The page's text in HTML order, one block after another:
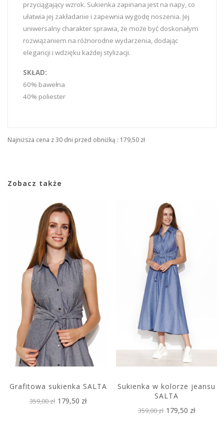
przyciągający wzrok. Sukienka zapinana jest na napy, co
ułatwia jej zakładanie i zapewnia wygodę noszenia. Jej
uniwersalny charakter sprawia, że może być doskonałym
rozwiązaniem na różnorodne wydarzenia, dodając
elegancji i wdzięku każdej stylizacji.
SKŁAD:
60% bawełna
40% poliester
Najniższa cena z 30 dni przed obniżką : 179,50 zł
Zobacz także
Grafitowa sukienka SALTA
359,00 zł 179,50 zł
Sukienka w kolorze jeansu
SALTA
359,00 zł 179,50 zł